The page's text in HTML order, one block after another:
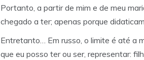
Portanto, a partir de mim e de meu
chegado a ter; apenas porque
Entretanto… Em russo, o limite é até a
que eu posso ter ou ser, representar: